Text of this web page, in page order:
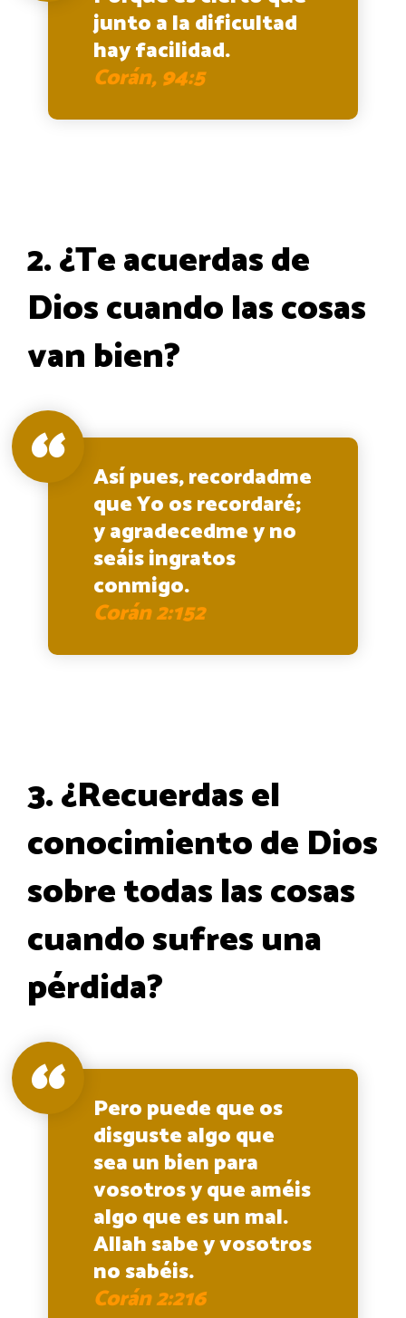
junto a la dificultad
hay facilidad.
Corán, 94:5
2. ¿Te acuerdas de
Dios cuando las cosas
van bien?
Así pues, recordadme
que Yo os recordaré;
y agradecedme y no
seáis ingratos
conmigo.
Corán 2:152
3. ¿Recuerdas el
conocimiento de Dios
sobre todas las cosas
cuando sufres una
pérdida?
Pero puede que os
disguste algo que
sea un bien para
vosotros y que améis
algo que es un mal.
Allah sabe y vosotros
no sabéis.
Corán 2:216